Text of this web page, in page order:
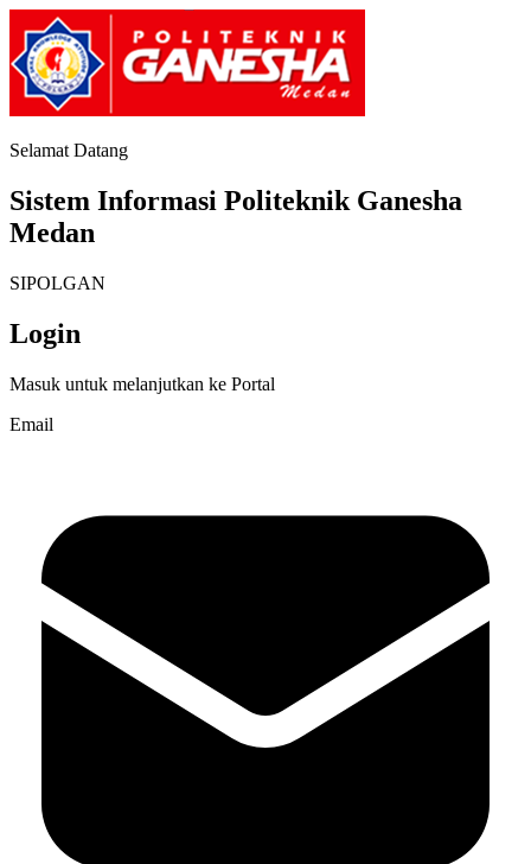
Selamat Datang
Sistem Informasi Politeknik Ganesha
Medan
SIPOLGAN
Login
Masuk untuk melanjutkan ke Portal
Email